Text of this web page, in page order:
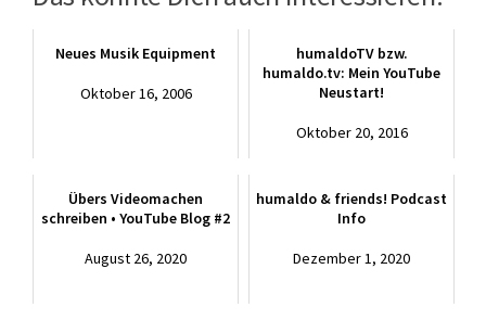
Neues Musik Equipment
Oktober 16, 2006
humaldoTV bzw.
humaldo.tv: Mein YouTube
Neustart!
Oktober 20, 2016
Übers Videomachen
schreiben • YouTube Blog #2
August 26, 2020
humaldo & friends! Podcast
Info
Dezember 1, 2020